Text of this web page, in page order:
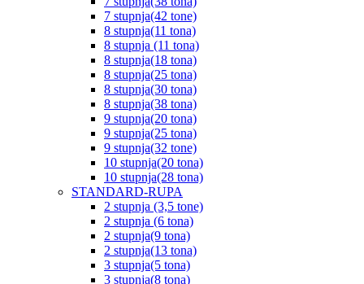
7 stupnja(42 tone)
8 stupnja(11 tona)
8 stupnja (11 tona)
8 stupnja(18 tona)
8 stupnja(25 tona)
8 stupnja(30 tona)
8 stupnja(38 tona)
9 stupnja(20 tona)
9 stupnja(25 tona)
9 stupnja(32 tone)
10 stupnja(20 tona)
10 stupnja(28 tona)
STANDARD-RUPA
2 stupnja (3,5 tone)
2 stupnja (6 tona)
2 stupnja(9 tona)
2 stupnja(13 tona)
3 stupnja(5 tona)
3 stupnja(8 tona)